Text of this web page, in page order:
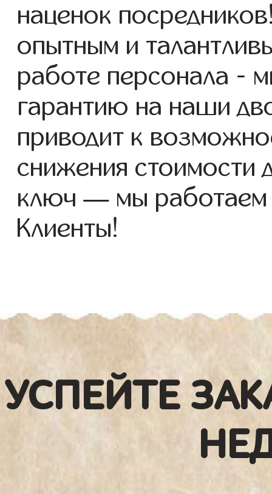
наценок
опытным и
работе персонала -
гарантию на наши
приводит к
снижения стоимости
ключ — мы
Клиенты!
УСПЕЙТЕ